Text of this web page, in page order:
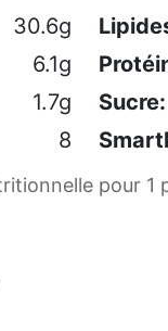
30.6g
6.1g
1.7g Sucre:
8
pour 1